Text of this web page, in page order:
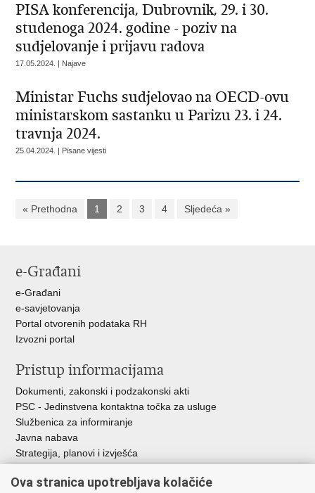
PISA konferencija, Dubrovnik, 29. i 30.
studenoga 2024. godine - poziv na
sudjelovanje i prijavu radova
17.05.2024. | Najave
Ministar Fuchs sudjelovao na OECD-ovu
ministarskom sastanku u Parizu 23. i 24.
travnja 2024.
25.04.2024. | Pisane vijesti
« Prethodna 1 2 3 4 Sljedeća »
e-Građani
e-Građani
e-savjetovanja
Portal otvorenih podataka RH
Izvozni portal
Pristup informacijama
Dokumenti, zakonski i podzakonski akti
PSC - Jedinstvena kontaktna točka za usluge
Službenica za informiranje
Javna nabava
Strategija, planovi i izvješća
Ova stranica upotrebljava kolačiće